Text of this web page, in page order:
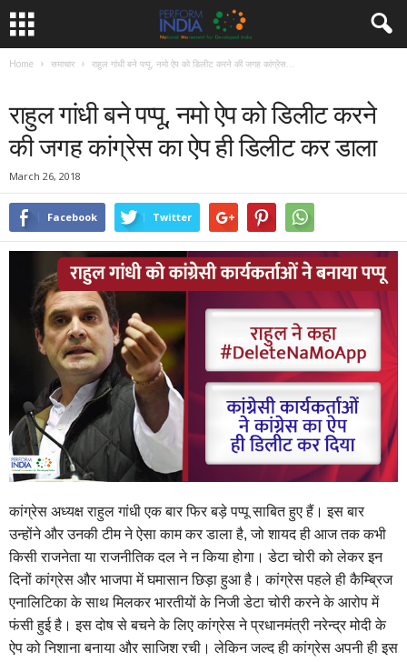
Home समाचार राहुल गांधी बने पप्पू, नमो ऐप को डिलीट करने की जगह कांग्रेस...
राहुल गांधी बने पप्पू, नमो ऐप को डिलीट करने
की जगह कांग्रेस का ऐप ही डिलीट कर डाला
March 26, 2018
Facebook Twitter
कांग्रेस अध्यक्ष राहुल गांधी एक बार फिर बड़े पप्पू साबित हुए हैं। इस बार
उन्होंने और उनकी टीम ने ऐसा काम कर डाला है, जो शायद ही आज तक कभी
किसी राजनेता या राजनीतिक दल ने न किया होगा। डेटा चोरी को लेकर इन
दिनों कांग्रेस और भाजपा में घमासान छिड़ा हुआ है। कांग्रेस पहले ही कैम्ब्रिज
एनालिटिका के साथ मिलकर भारतीयों के निजी डेटा चोरी करने के आरोप में
फंसी हुई है। इस दोष से बचने के लिए कांग्रेस ने प्रधानमंत्री नरेन्द्र मोदी के
ऐप को निशाना बनाया और साजिश रची। लेकिन जल्द ही कांग्रेस अपनी ही इस